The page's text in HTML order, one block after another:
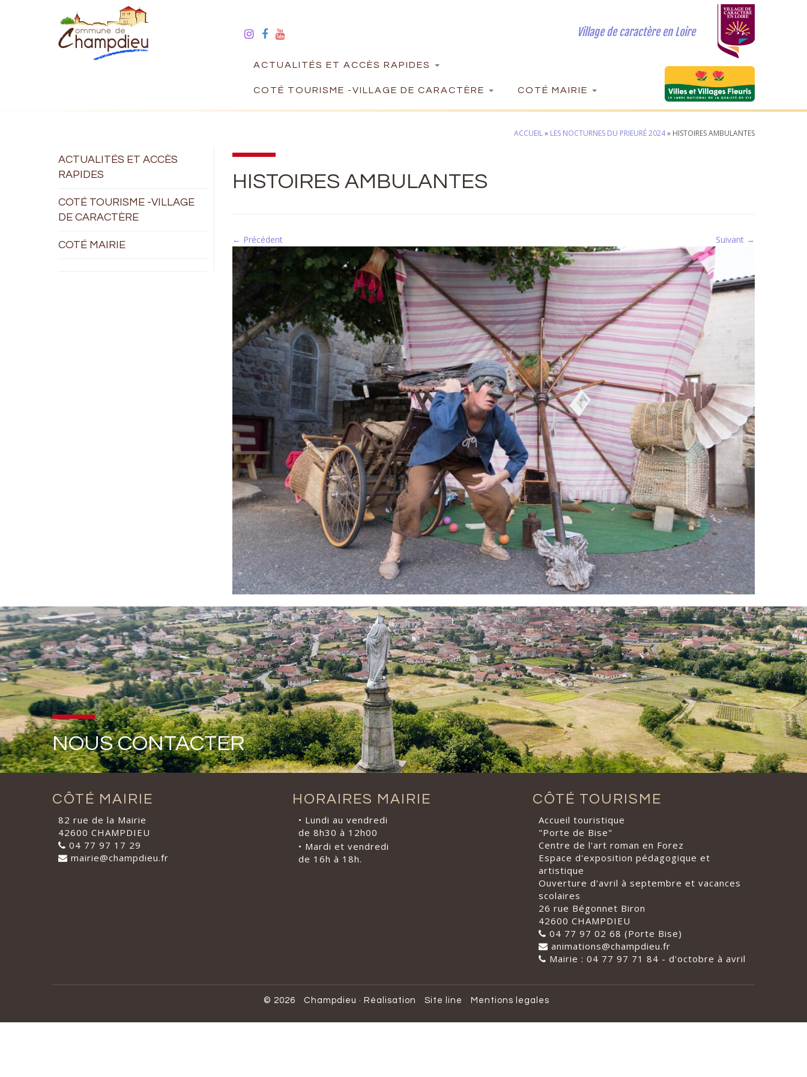
Village de caractère en Loire
ACTUALITÉS ET ACCÈS RAPIDES
COTÉ TOURISME -VILLAGE DE CARACTÈRE COTÉ MAIRIE
ACCUEIL» LES NOCTURNES DU PRIEURÉ 2024» HISTOIRES AMBULANTES
ACTUALITÉS ET ACCÈS
RAPIDES
COTÉ TOURISME -VILLAGE
DE CARACTÈRE
COTÉ MAIRIE
HISTOIRES AMBULANTES
← Précédent Suivant →
NOUS CONTACTER
CÔTÉ MAIRIE
82 rue de la Mairie
42600 CHAMPDIEU
04 77 97 17 29
mairie@champdieu.fr
HORAIRES MAIRIE
• Lundi au vendredi
de 8h30 à 12h00
• Mardi et vendredi
de 16h à 18h.
CÔTÉ TOURISME
Accueil touristique
"Porte de Bise"
Centre de l'art roman en Forez
Espace d'exposition pédagogique et
artistique
Ouverture d'avril à septembre et vacances
scolaires
26 rue Bégonnet Biron
42600 CHAMPDIEU
04 77 97 02 68 (Porte Bise)
animations@champdieu.fr
Mairie : 04 77 97 71 84 - d'octobre à avril
© 2026 Champdieu · Réalisation Site line Mentions legales